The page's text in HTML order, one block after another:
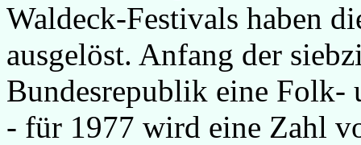
Waldeck-Festivals haben
ausgelöst. Anfang der
Bundesrepublik eine Folk-
- für 1977 wird eine Zahl